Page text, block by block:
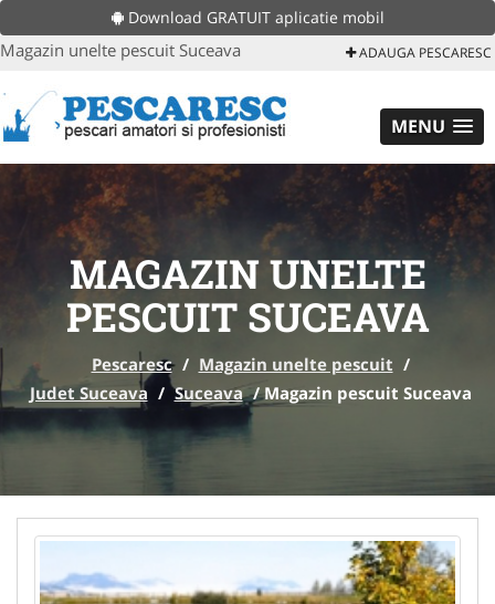
Download GRATUIT aplicatie mobil
Magazin unelte pescuit Suceava ADAUGA PESCARESC
MENU
MAGAZIN UNELTE
PESCUIT SUCEAVA
Pescaresc / Magazin unelte pescuit /
Judet Suceava / Suceava /Magazin pescuit Suceava